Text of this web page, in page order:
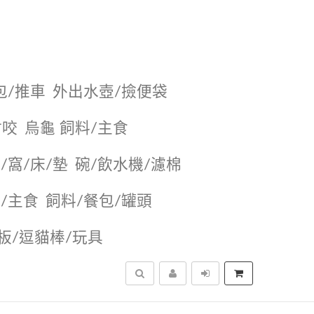
/推車 外出水壺/撿便袋
烏龜 飼料/主食
窩/床/墊 碗/飲水機/濾棉
主食 飼料/餐包/罐頭
/逗貓棒/玩具
搜尋